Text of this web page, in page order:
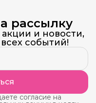
рассылку
и новости,
событий!
согласие на